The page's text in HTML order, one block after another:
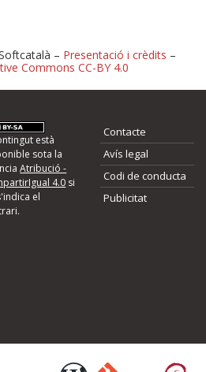
millores o
proposar alguna millora, ompliu els
o l'error del qual voleu informar-
*
– Presentació i crèdits –
Commons CC-BY 4.0
està
sota la
Atribució -
4.0 si
el
Contacte
Avís legal
Codi de conducta
Publicitat